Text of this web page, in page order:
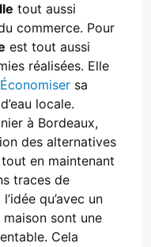
tout aussi
commerce. Pour
est tout aussi
réalisées. Elle
sa
locale.
à Bordeaux,
des alternatives
en maintenant
traces de
qu’avec un
maison sont une
Cela